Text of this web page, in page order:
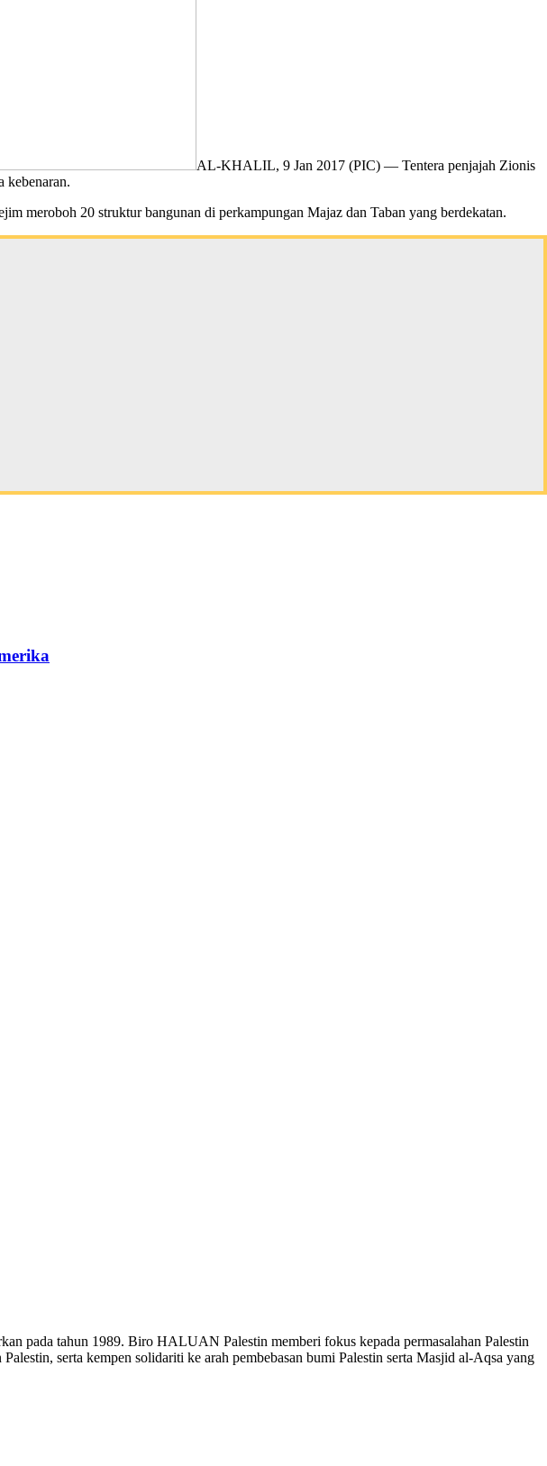
AL-KHALIL, 9 Jan 2017 (PIC) — Tentera penjajah Zionis
kebenaran.
meroboh 20 struktur bangunan di perkampungan Majaz dan Taban yang berdekatan.
pada tahun 1989. Biro HALUAN Palestin memberi fokus kepada permasalahan Palestin
serta kempen solidariti ke arah pembebasan bumi Palestin serta Masjid al-Aqsa yang